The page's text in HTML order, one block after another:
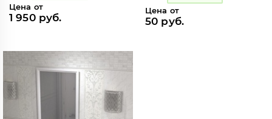
Цена от
1 950 руб.
Цена от
50 руб.